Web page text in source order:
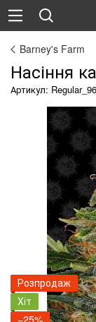
Barney's Farm
Насіння
Артикул:
Розпродаж
Хіт
−25%